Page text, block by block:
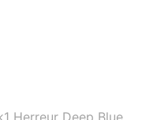
Herreur Deep Blue